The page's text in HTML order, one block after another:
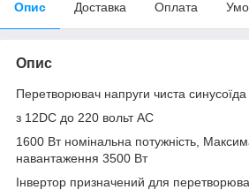
Опис Доставка Оплата
Опис
Перетворювач напруги чиста синусоїда
з 12DC до 220 вольт AC
1600 Вт номінальна потужність,
навантаження 3500 Вт
Інвертор призначений для